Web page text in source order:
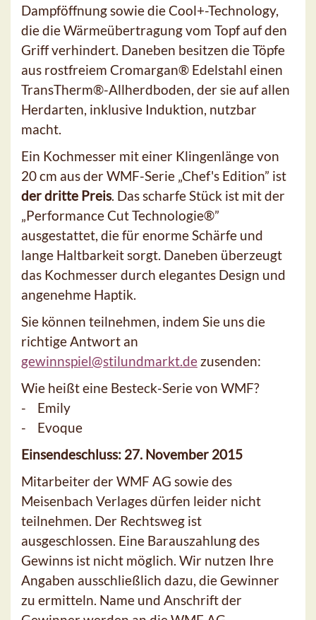
Dampföffnung sowie die Cool+-Technology,
die die Wärmeübertragung vom Topf auf den
Griff verhindert. Daneben besitzen die Töpfe
aus rostfreiem Cromargan® Edelstahl einen
TransTherm®-Allherdboden, der sie auf allen
Herdarten, inklusive Induktion, nutzbar
macht.
Ein Kochmesser mit einer Klingenlänge von
20 cm aus der WMF-Serie „Chef's Edition” ist
der dritte Preis. Das scharfe Stück ist mit der
„Performance Cut Technologie®”
ausgestattet, die für enorme Schärfe und
lange Haltbarkeit sorgt. Daneben überzeugt
das Kochmesser durch elegantes Design und
angenehme Haptik.
Sie können teilnehmen, indem Sie uns die
richtige Antwort an
gewinnspiel@stilundmarkt.de zusenden:
Wie heißt eine Besteck-Serie von WMF?
- Emily
- Evoque
Einsendeschluss: 27. November 2015
Mitarbeiter der WMF AG sowie des
Meisenbach Verlages dürfen leider nicht
teilnehmen. Der Rechtsweg ist
ausgeschlossen. Eine Barauszahlung des
Gewinns ist nicht möglich. Wir nutzen Ihre
Angaben ausschließlich dazu, die Gewinner
zu ermitteln. Name und Anschrift der